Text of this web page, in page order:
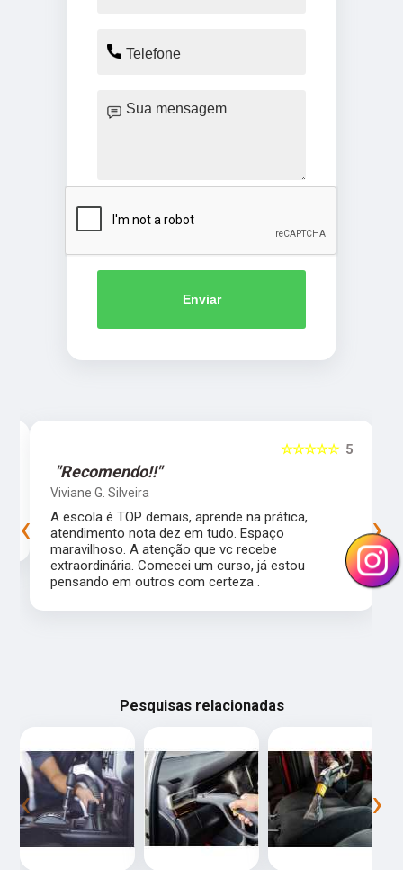
Enviar
5
☆☆☆☆☆
"Recomendo!!"
Viviane G. Silveira
A escola é TOP demais, aprende na prática,
atendimento nota dez em tudo. Espaço
maravilhoso. A atenção que vc recebe
extraordinária. Comecei um curso, já estou
pensando em outros com certeza .
‹ ›
Pesquisas relacionadas
‹ ›